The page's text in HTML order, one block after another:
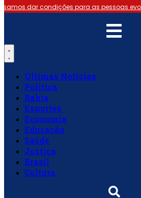
dar condições para as pessoas
Últimas Notícias
Política
Bahia
Esportes
Economia
Educação
Saúde
Justiça
Brasil
Cultura